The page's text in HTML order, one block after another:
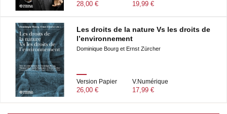
28,00 € 19,99 €
Les droits de la nature Vs les droits de
l’environnement
Dominique Bourg et Ernst Zürcher
Version Papier
26,00 €
V.Numérique
17,99 €